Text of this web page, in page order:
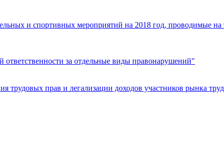
и спортивных мероприятий на 2018 год, проводимые
за отдельные виды правонарушений"
трудовых прав и легализации доходов участников рынка